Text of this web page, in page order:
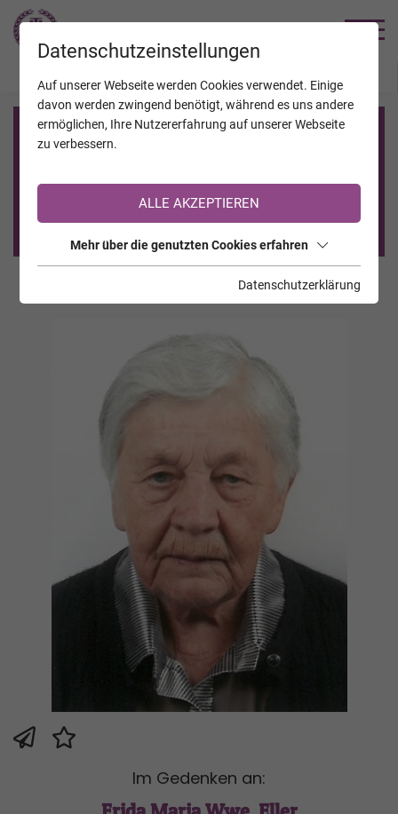
Registrierung auf TrauerHilfe.it
Sie sind noch nicht auf TrauerHilfe.it registriert?
>> zur kostenlosen Registrierung <<
Im Gedenken an:
Datenschutzeinstellungen
Auf unserer Webseite werden Cookies verwendet. Einige
davon werden zwingend benötigt, während es uns andere
ermöglichen, Ihre Nutzererfahrung auf unserer Webseite
zu verbessern.
ALLE AKZEPTIEREN
Mehr über die genutzten Cookies erfahren
Datenschutzerklärung
JAHRESTAGE KALENDER VERSTORBENE